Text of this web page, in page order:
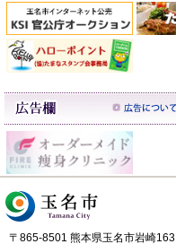
〒865-8501 熊本県玉名市岩崎163